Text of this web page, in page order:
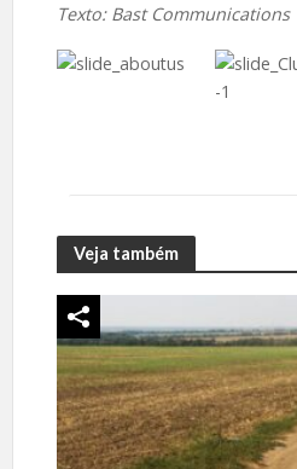
Texto: Bast Communications
Veja também